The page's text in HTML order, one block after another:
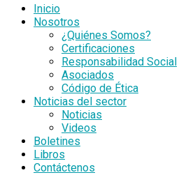
Inicio
Nosotros
¿Quiénes Somos?
Certificaciones
Responsabilidad Social
Asociados
Código de Ética
Noticias del sector
Noticias
Videos
Boletines
Libros
Contáctenos